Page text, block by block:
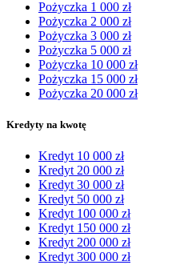
Pożyczka 1 000 zł
Pożyczka 2 000 zł
Pożyczka 3 000 zł
Pożyczka 5 000 zł
Pożyczka 10 000 zł
Pożyczka 15 000 zł
Pożyczka 20 000 zł
Kredyty na kwotę
Kredyt 10 000 zł
Kredyt 20 000 zł
Kredyt 30 000 zł
Kredyt 50 000 zł
Kredyt 100 000 zł
Kredyt 150 000 zł
Kredyt 200 000 zł
Kredyt 300 000 zł